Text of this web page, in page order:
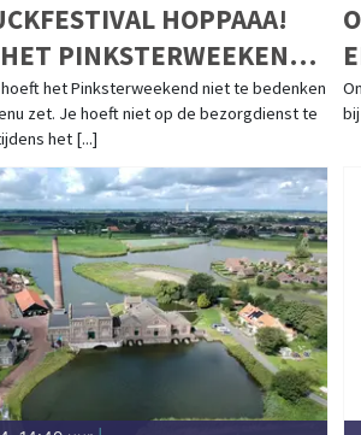
HOPPAAA!
PINKSTERWEEKEND
IN HILVERSUM!
hoeft het Pinksterweekend niet te bedenken
zet. Je hoeft niet op de bezorgdienst te
het [...]